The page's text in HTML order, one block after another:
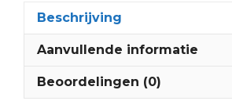
Beschrijving
Aanvullende informatie
Beoordelingen (0)